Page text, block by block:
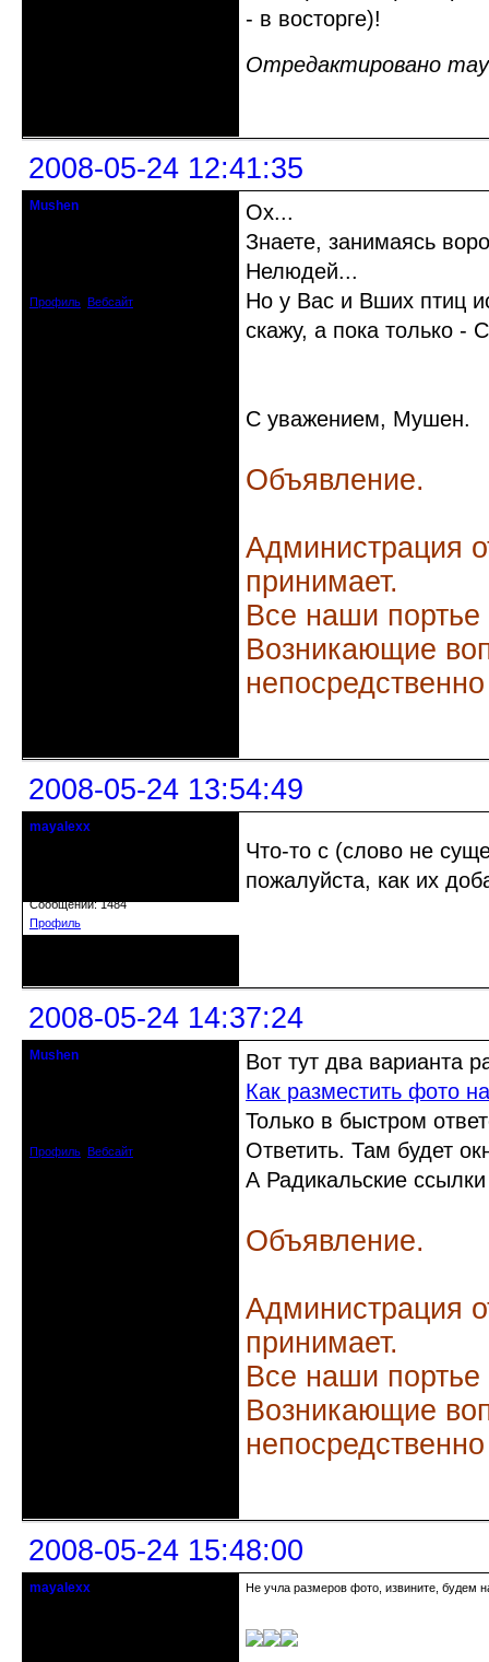
- в восторге)!
Отредактировано
2008-05-24 12:41:35
Mushen
Профиль Вебсайт
Ох...
Знаете, занимаясь
Нелюдей...
Но у Вас и Вших птиц
скажу, а пока только
С уважением, Мушен.
Объявление.
Администрация
принимает.
Все наши
Возникающие
2008-05-24 13:54:49
mayalexx
Сообщений: 1484
Профиль
Что-то с (слово не
пожалуйста, как их
2008-05-24 14:37:24
Mushen
Профиль Вебсайт
Вот тут два варианта
Как разместить фото
Только в быстром
Ответить. Там будет
А Радикальские
Объявление.
Администрация
принимает.
Все наши
Возникающие
2008-05-24 15:48:00
mayalexx Не учла размеров фото, извините, будем